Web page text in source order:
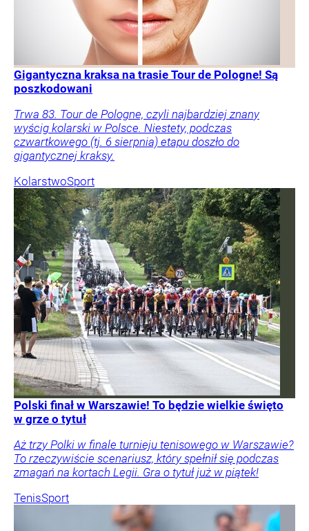
Gigantyczna kraksa na trasie Tour de Pologne! Są
poszkodowani
Trwa 83. Tour de Pologne, czyli najbardziej znany
wyścig kolarski w Polsce. Niestety, podczas
czwartkowego (tj. 6 sierpnia) etapu doszło do
gigantycznej kraksy.
KolarstwoSport
Polski finał w Warszawie! To będzie wielkie święto
w grze o tytuł
Aż trzy Polki w finale turnieju tenisowego w Warszawie?
To rzeczywiście scenariusz, który spełnił się podczas
zmagań na kortach Legii. Gra o tytuł już w piątek!
TenisSport